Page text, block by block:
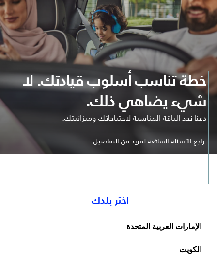
خطة تناسب أسلوب قيادتك. لا
شيء يضاهي ذلك.
دعنا نجد الباقة المناسبة لاحتياجاتك وميزانيتك.
راجع الأسئلة الشائعةلمزيد من التفاصيل.
اختر بلدك
الإمارات العربية المتحدة
الكويت